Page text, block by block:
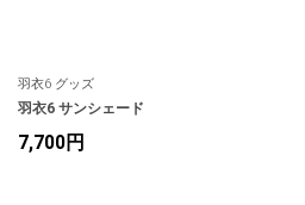
羽衣6 グッズ
羽衣6 サンシェード
7,700円